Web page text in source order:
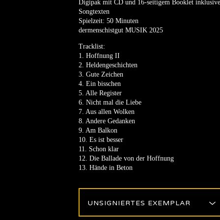
Digipak mit CD und 16-seitigem Booklet inklusive
Songtexten
Spielzeit: 50 Minuten
dermenschistgut MUSIK 2025
Tracklist:
1. Hoffnung II
2. Heldengeschichten
3. Gute Zeichen
4. Ein bisschen
5. Alle Register
6. Nicht mal die Liebe
7. Aus allen Wolken
8. Andere Gedanken
9. Am Balkon
10. Es ist besser
11. Schon klar
12. Die Ballade von der Hoffnung
13. Hände in Beton